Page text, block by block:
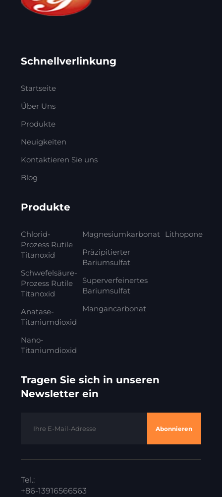
Schnellverlinkung
Startseite
Über Uns
Produkte
Neuigkeiten
Kontaktieren Sie uns
Blog
Produkte
Chlorid-
Prozess Rutile
Titanoxid
Schwefelsäure-
Prozess Rutile
Titanoxid
Anatase-
Titaniumdioxid
Nano-
Titaniumdioxid
Magnesiumkarbonat
Präzipitierter
Bariumsulfat
Superverfeinertes
Bariumsulfat
Mangancarbonat
Lithopone
Tragen Sie sich in unseren
Newsletter ein
Abonnieren
Tel.:
+86-13916566563